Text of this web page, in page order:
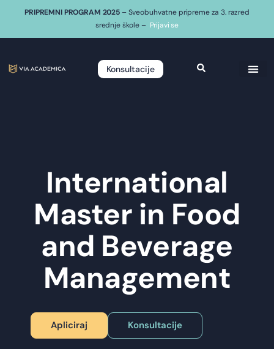
PRIPREMNI PROGRAM 2025 – Sveobuhvatne pripreme za 3. razred
srednje škole – Prijavi se
Konsultacije
International
Master in Food
and Beverage
Management
Apliciraj Konsultacije